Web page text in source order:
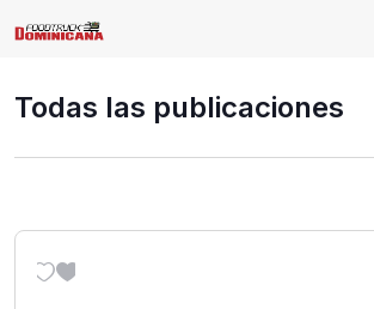
Todas las publicaciones